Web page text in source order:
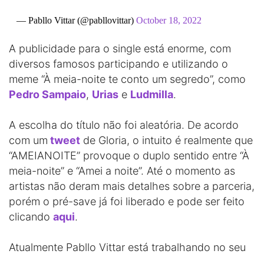
— Pabllo Vittar (@pabllovittar) October 18, 2022
A publicidade para o single está enorme, com
diversos famosos participando e utilizando o
meme “À meia-noite te conto um segredo”, como
Pedro Sampaio, Urias e Ludmilla.
A escolha do título não foi aleatória. De acordo
com um tweet de Gloria, o intuito é realmente que
“AMEIANOITE” provoque o duplo sentido entre “À
meia-noite” e “Amei a noite”. Até o momento as
artistas não deram mais detalhes sobre a parceria,
porém o pré-save já foi liberado e pode ser feito
clicando aqui.
Atualmente Pabllo Vittar está trabalhando no seu